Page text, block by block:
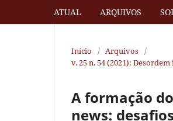
ATUAL ARQUIVOS
Início / Arquivos /
v. 25 n. 54 (2021):
A formação
news: